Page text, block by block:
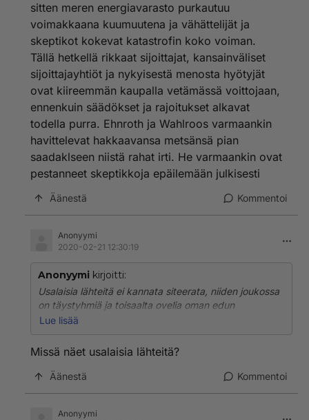
sitten meren energiavarasto purkautuu
voimakkaana kuumuutena ja vähättelijät ja
skeptikot kokevat katastrofin koko voiman.
Tällä hetkellä rikkaat sijoittajat, kansainväliset
sijoittajayhtiöt ja nykyisestä menosta hyötyjät
ovat kiireemmän kaupalla vetämässä voittojaan,
ennenkuin säädökset ja rajoitukset alkavat
todella purra. Ehnroth ja Wahlroos varmaankin
havittelevat hakkaavansa metsänsä pian
saadaklseen niistä rahat irti. He varmaankin ovat
pestanneet skeptikkoja epäilemään julkisesti
Äänestä Kommentoi
Anonyymi
2020-02-21 12:30:19
Anonyymi kirjoitti:
Usalaisia lähteitä ei kannata siteerata, niiden joukossa
on täystyhmiä ja toisaalta ovelia oman edun
tavoittelevia rikkaita. Ilmastotutkimuksia on useita
voivat antaa väärän kuvan koko maapallon tilanteesta.
vääriin johtopäätöksiin. Merien massa on 500
joten merten kuolema on paljon akuutimpi huolen aihe
Lue lisää
Missä näet usalaisia lähteitä?
Äänestä Kommentoi
Anonyymi